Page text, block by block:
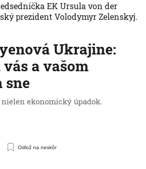
Ukrajine:
a vašom
sne
ekonomický úpadok.
Odlož na neskôr
EK Ursula von der
prezident Volodymyr Zelenskyj.